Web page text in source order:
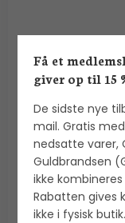
Alexander
armbånd
Alexander
700,00 DKK
Få et
giver op til 15
De sidste nye
mail. Gratis
nedsatte varer,
Guldbrandsen
ikke
Rabatten gives
ikke i fysisk butik.